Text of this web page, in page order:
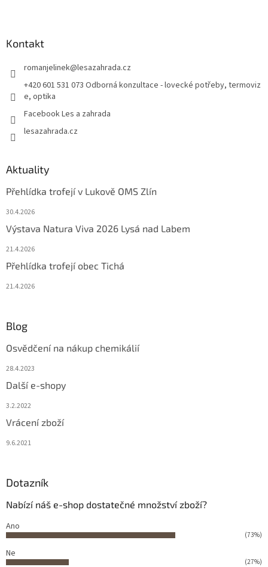
Kontakt
romanjelinek@lesazahrada.cz
+420 601 531 073 Odborná konzultace - lovecké potřeby, termoviz
e, optika
Facebook Les a zahrada
lesazahrada.cz
Aktuality
Přehlídka trofejí v Lukově OMS Zlín
30.4.2026
Výstava Natura Viva 2026 Lysá nad Labem
21.4.2026
Přehlídka trofejí obec Tichá
21.4.2026
Blog
Osvědčení na nákup chemikálií
28.4.2023
Další e-shopy
3.2.2022
Vrácení zboží
9.6.2021
Dotazník
Nabízí náš e-shop dostatečné množství zboží?
Ano
(73%)
Ne
(27%)